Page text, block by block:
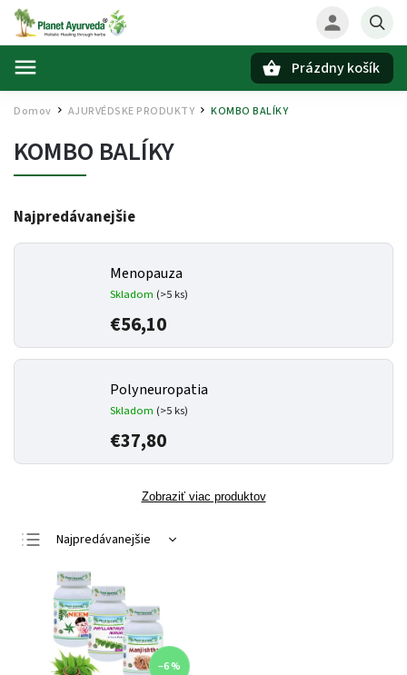
Prázdny košík
Domov AJURVÉDSKE PRODUKTY / KOMBO BALÍKY
KOMBO BALÍKY
Najpredávanejšie
Menopauza
Skladom (>5 ks)
€56,10
Polyneuropatia
Skladom (>5 ks)
€37,80
Zobraziť viac produktov
Najpredávanejšie
Najlacnejšie
Najdrahšie
Abecedne
–6 %